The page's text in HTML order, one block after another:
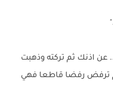
عن اذنك ثم تركته وذهبت
ترفض رفضا قاطعا فهي